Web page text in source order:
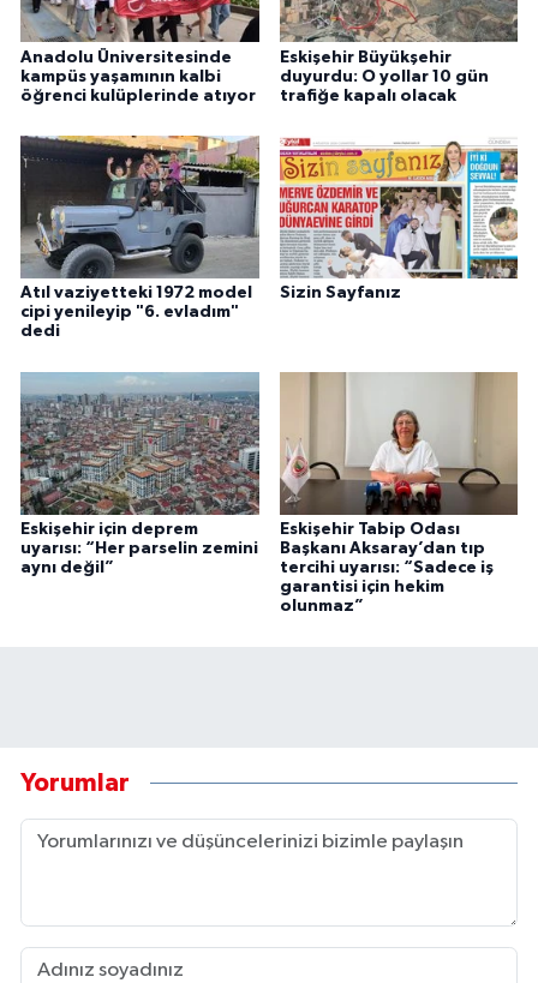
Anadolu Üniversitesinde
kampüs yaşamının kalbi
öğrenci kulüplerinde atıyor
Eskişehir Büyükşehir
duyurdu: O yollar 10 gün
trafiğe kapalı olacak
Atıl vaziyetteki 1972 model
cipi yenileyip "6. evladım"
dedi
Sizin Sayfanız
Eskişehir için deprem
uyarısı: “Her parselin zemini
aynı değil”
Eskişehir Tabip Odası
Başkanı Aksaray’dan tıp
tercihi uyarısı: “Sadece iş
garantisi için hekim
olunmaz”
Yorumlar